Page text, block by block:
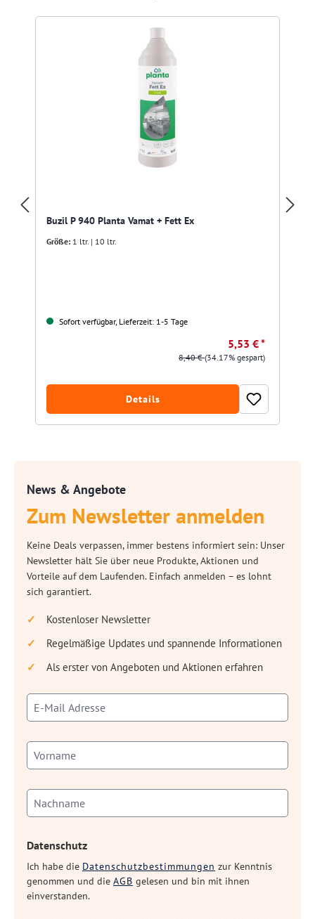
Buzil P 940 Planta Vamat + Fett Ex
Größe: 1 ltr. | 10 ltr.
Sofort verfügbar, Lieferzeit: 1-5 Tage
5,53 € *
8,40 €(34.17% gespart)
Details
News & Angebote
Zum Newsletter anmelden
Keine Deals verpassen, immer bestens informiert sein: Unser
Newsletter hält Sie über neue Produkte, Aktionen und
Vorteile auf dem Laufenden. Einfach anmelden – es lohnt
sich garantiert.
Kostenloser Newsletter
Regelmäßige Updates und spannende Informationen
Als erster von Angeboten und Aktionen erfahren
Datenschutz
Ich habe die Datenschutzbestimmungen zur Kenntnis
genommen und die AGB gelesen und bin mit ihnen
einverstanden.